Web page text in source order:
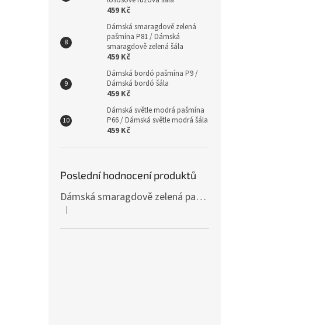
459 Kč
Dámská smaragdově zelená
pašmína P81 / Dámská
smaragdově zelená šála
459 Kč
Dámská bordó pašmína P9 /
Dámská bordó šála
459 Kč
Dámská světle modrá pašmína
P66 / Dámská světle modrá šála
459 Kč
Poslední hodnocení produktů
Dámská smaragdově zelená pašmína P81 / Dámská smaragdově zelená šála
Hodnocení produktu je 4 z 5 hvězdiček.
|